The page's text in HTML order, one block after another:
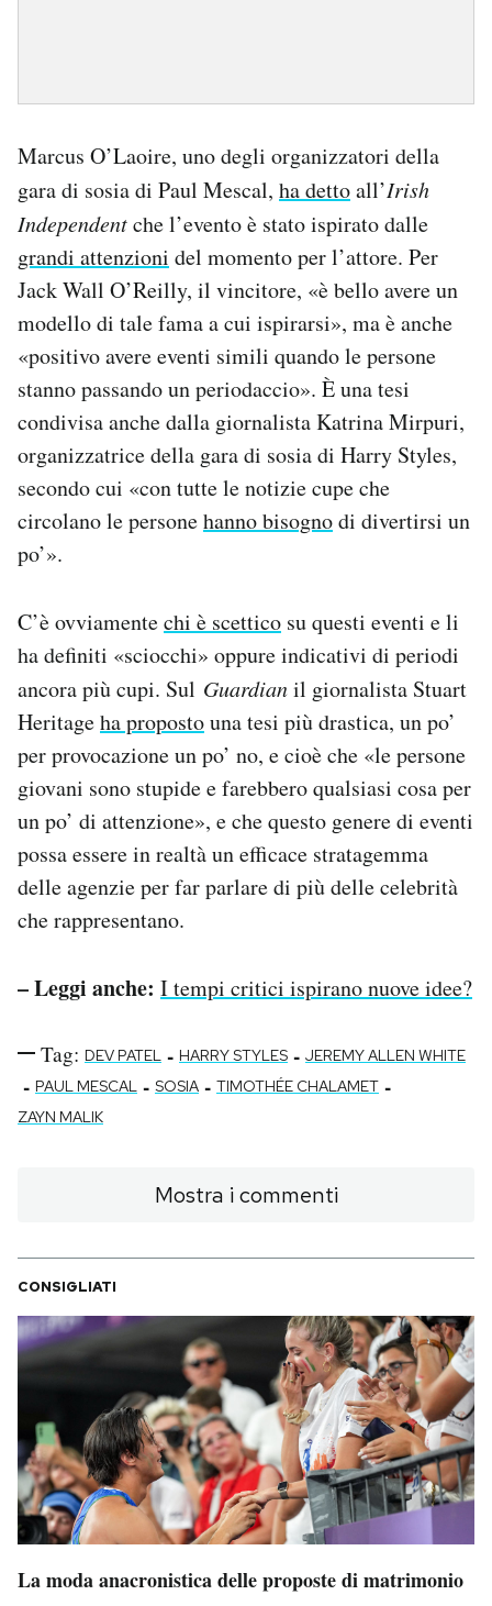
Marcus O’Laoire, uno degli organizzatori della
gara di sosia di Paul Mescal, ha dettoall’Irish
Independentche l’evento è stato ispirato dalle
grandi attenzioni del momento per l’attore. Per
Jack Wall O’Reilly, il vincitore, «è bello avere un
modello di tale fama a cui ispirarsi», ma è anche
«positivo avere eventi simili quando le persone
stanno passando un periodaccio». È una tesi
condivisa anche dalla giornalista Katrina Mirpuri,
organizzatrice della gara di sosia di Harry Styles,
secondo cui «con tutte le notizie cupe che
circolano le personehanno bisognodi divertirsi un
po’».
C’è ovviamentechi è scettico su questi eventi e li
ha definiti «sciocchi» oppure indicativi di periodi
ancora più cupi. Sul Guardianil giornalista Stuart
Heritageha propostouna tesi più drastica, un po’
per provocazione un po’ no, e cioè che «le persone
giovani sono stupide e farebbero qualsiasi cosa per
un po’ di attenzione», e che questo genere di eventi
possa essere in realtà un efficace stratagemma
delle agenzie per far parlare di più delle celebrità
che rappresentano.
– Leggi anche: I tempi critici ispirano nuove idee?
Tag: DEV PATEL - HARRY STYLES - JEREMY ALLEN WHITE
- PAUL MESCAL - SOSIA - TIMOTHÉE CHALAMET -
ZAYN MALIK
Mostra i commenti
CONSIGLIATI
La moda anacronistica delle proposte di matrimonio